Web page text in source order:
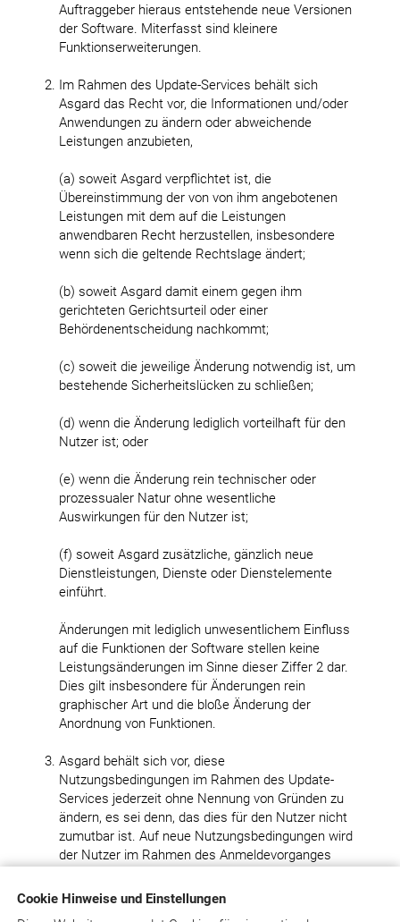
Cookie Hinweise und Einstellungen
Auftraggeber hieraus entstehende neue Versionen
der Software. Miterfasst sind kleinere
Funktionserweiterungen.
Im Rahmen des Update-Services behält sich
Asgard das Recht vor, die Informationen und/oder
Anwendungen zu ändern oder abweichende
Leistungen anzubieten,
(a) soweit Asgard verpflichtet ist, die
Übereinstimmung der von von ihm angebotenen
Leistungen mit dem auf die Leistungen
anwendbaren Recht herzustellen, insbesondere
wenn sich die geltende Rechtslage ändert;
(b) soweit Asgard damit einem gegen ihm
gerichteten Gerichtsurteil oder einer
Behördenentscheidung nachkommt;
(c) soweit die jeweilige Änderung notwendig ist, um
bestehende Sicherheitslücken zu schließen;
(d) wenn die Änderung lediglich vorteilhaft für den
Nutzer ist; oder
(e) wenn die Änderung rein technischer oder
prozessualer Natur ohne wesentliche
Auswirkungen für den Nutzer ist;
(f) soweit Asgard zusätzliche, gänzlich neue
Dienstleistungen, Dienste oder Dienstelemente
einführt.
Änderungen mit lediglich unwesentlichem Einfluss
auf die Funktionen der Software stellen keine
Leistungsänderungen im Sinne dieser Ziffer 2 dar.
Dies gilt insbesondere für Änderungen rein
graphischer Art und die bloße Änderung der
Anordnung von Funktionen.
Asgard behält sich vor, diese
Nutzungsbedingungen im Rahmen des Update-
Services jederzeit ohne Nennung von Gründen zu
ändern, es sei denn, das dies für den Nutzer nicht
zumutbar ist. Auf neue Nutzungsbedingungen wird
der Nutzer im Rahmen des Anmeldevorganges
gelten als vereinbart, wenn der Nutzer ihre Geltung
durch entsprechenden Bestätigungsvermerk